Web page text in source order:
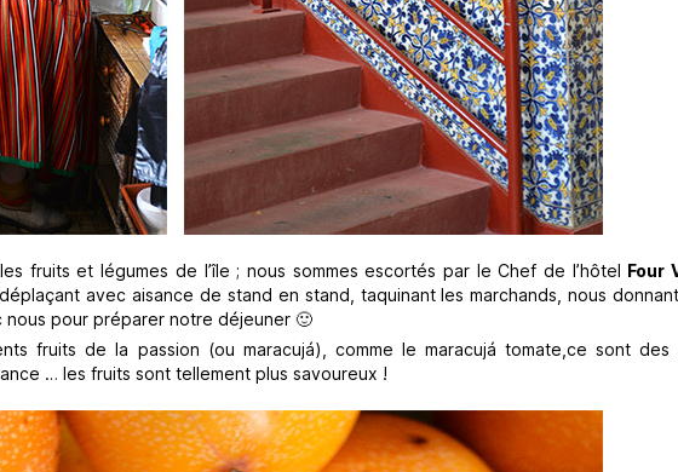
fruits et légumes de l’île ; nous sommes escortés par le Chef de l’hôtel Four
avec aisance de stand en stand, taquinant les marchands, nous
nous pour préparer notre déjeuner 🙂
fruits de la passion (ou maracujá), comme le maracujá tomate,ce sont des
… les fruits sont tellement plus savoureux !